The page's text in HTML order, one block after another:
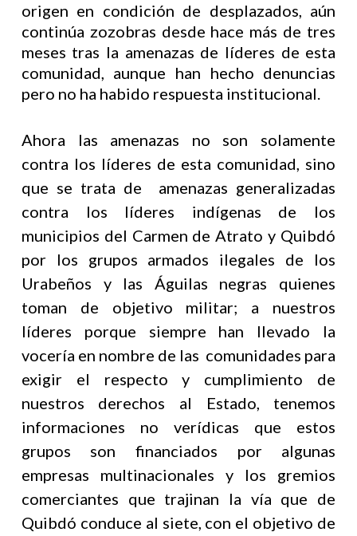
origen en condición de desplazados, aún
continúa zozobras desde hace más de tres
meses tras la amenazas de líderes de esta
comunidad, aunque han hecho denuncias
pero no ha habido respuesta institucional.
Ahora las amenazas no son solamente
contra los líderes de esta comunidad, sino
que se trata de amenazas generalizadas
contra los líderes indígenas de los
municipios del Carmen de Atrato y Quibdó
por los grupos armados ilegales de los
Urabeños y las Águilas negras quienes
toman de objetivo militar; a nuestros
líderes porque siempre han llevado la
vocería en nombre de las comunidades para
exigir el respecto y cumplimiento de
nuestros derechos al Estado, tenemos
informaciones no verídicas que estos
grupos son financiados por algunas
empresas multinacionales y los gremios
comerciantes que trajinan la vía que de
Quibdó conduce al siete, con el objetivo de